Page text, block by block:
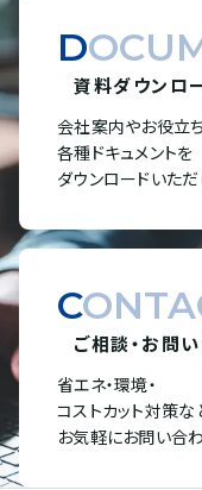
資料ダウンロ
会社案内やお役立
各種ドキュメントを
ダウンロードいただ
ご相談・お問
省エネ・環境・
コストカット対策な
お気軽にお問い合わ